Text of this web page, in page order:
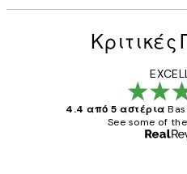
4.4 από 5 αστέρια
See some of